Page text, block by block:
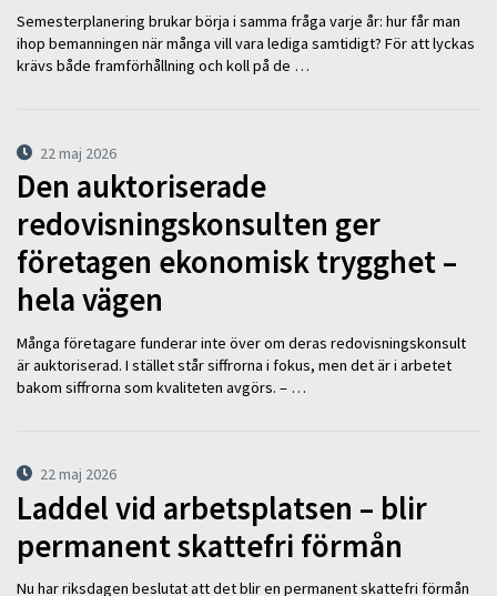
Semesterplanering brukar börja i samma fråga varje år: hur får man
ihop bemanningen när många vill vara lediga samtidigt? För att lyckas
krävs både framförhållning och koll på de …
22 maj 2026
Den auktoriserade
redovisningskonsulten ger
företagen ekonomisk trygghet –
hela vägen
Många företagare funderar inte över om deras redovisningskonsult
är auktoriserad. I stället står siffrorna i fokus, men det är i arbetet
bakom siffrorna som kvaliteten avgörs. – …
22 maj 2026
Laddel vid arbetsplatsen – blir
permanent skattefri förmån
Nu har riksdagen beslutat att det blir en permanent skattefri förmån